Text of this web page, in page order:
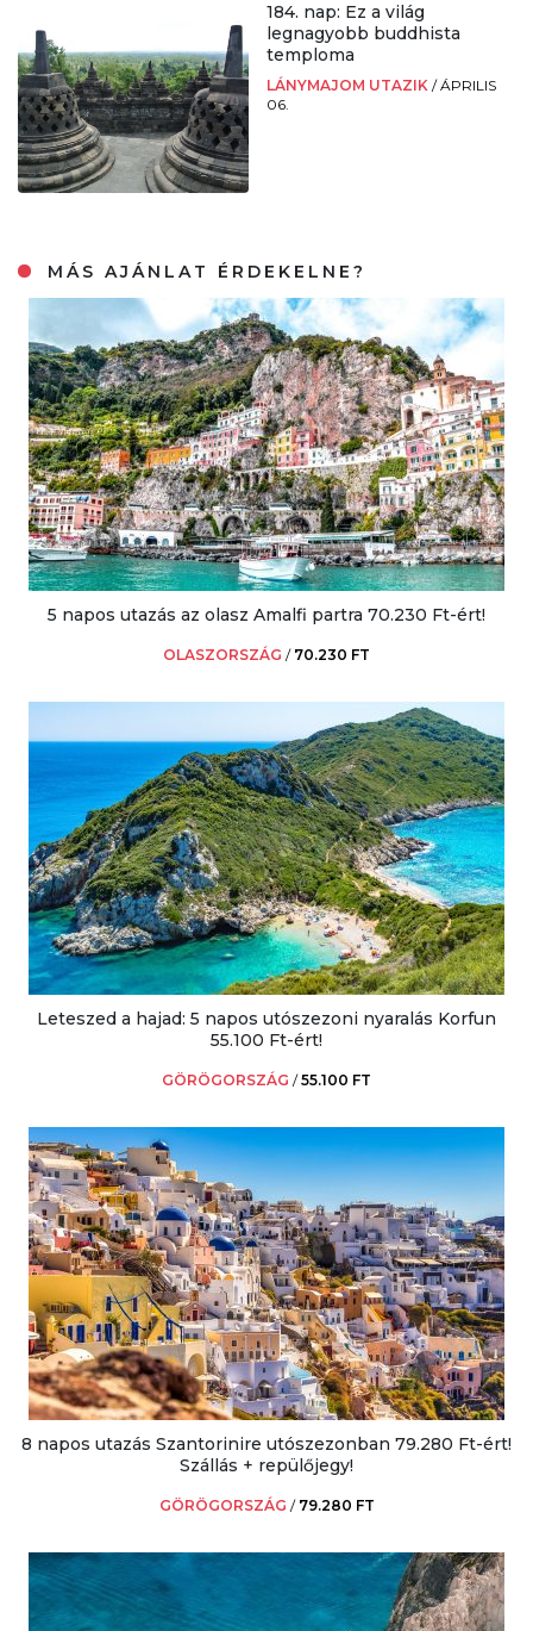
184. nap: Ez a világ
legnagyobb buddhista
temploma
LÁNYMAJOM UTAZIK /ÁPRILIS
06.
MÁS AJÁNLAT ÉRDEKELNE?
5 napos utazás az olasz Amalfi partra 70.230 Ft-ért!
OLASZORSZÁG / 70.230 FT
Leteszed a hajad: 5 napos utószezoni nyaralás Korfun
55.100 Ft-ért!
GÖRÖGORSZÁG /55.100 FT
8 napos utazás Szantorinire utószezonban 79.280 Ft-ért!
Szállás + repülőjegy!
GÖRÖGORSZÁG / 79.280 FT